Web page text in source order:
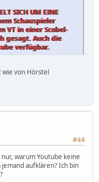
SICH UM EINE
Schauspieler
VT in einer Scobel-
gesagt. Auch die
verfügbar.
wie von Hörstel
#44
warum Youtube keine
aufklären? Ich bin